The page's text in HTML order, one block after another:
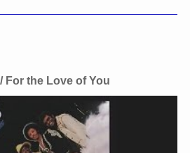
For the Love of You